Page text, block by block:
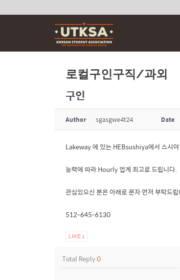
로컬구인구직/과외
구인
Author sgasgwe4t24 Date
Lakeway 에 있는 HEBsushiya에서 스시
능력에 따라 Hourly 업계 최고로 드립니다.
관심있으신 분은 아래로 문자 먼저 부탁드
512-645-6130
LIKE 1
Total Reply0